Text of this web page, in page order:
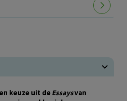
keuze uit deEssaysvan